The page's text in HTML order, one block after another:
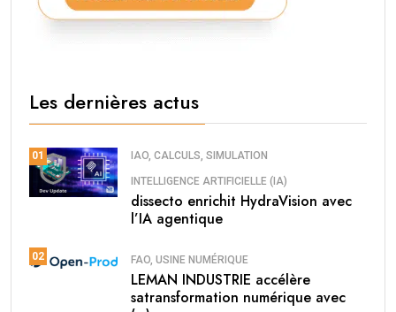
Les dernières actus
01 IAO, CALCULS, SIMULATION
INTELLIGENCE ARTIFICIELLE (IA)
dissecto enrichit HydraVision avec
l’IA agentique
02 FAO, USINE NUMÉRIQUE
LEMAN INDUSTRIE accélère
satransformation numérique avec